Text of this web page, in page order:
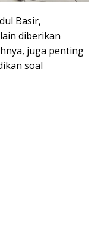
Basir,
diberikan
juga penting
soal